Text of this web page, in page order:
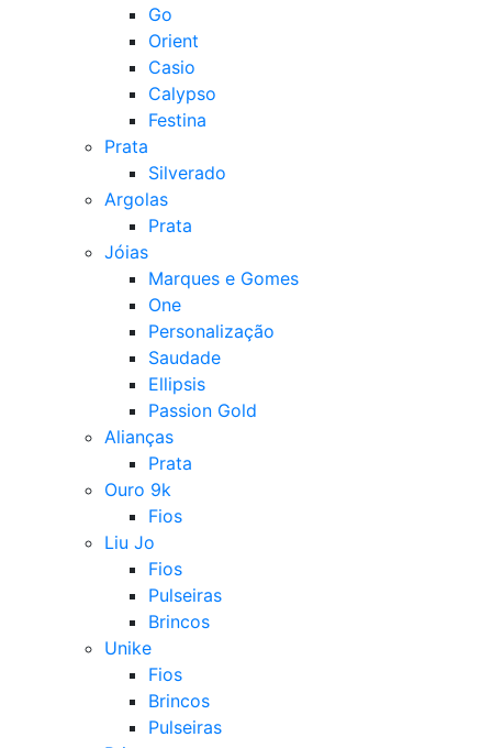
Go
Orient
Casio
Calypso
Festina
Prata
Silverado
Argolas
Prata
Jóias
Marques e Gomes
One
Personalização
Saudade
Ellipsis
Passion Gold
Alianças
Prata
Ouro 9k
Fios
Liu Jo
Fios
Pulseiras
Brincos
Unike
Fios
Brincos
Pulseiras